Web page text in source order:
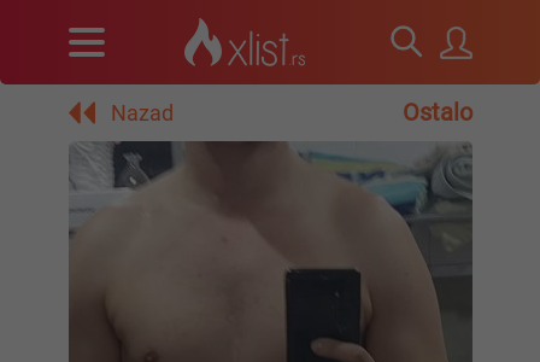
Nazad Ostalo